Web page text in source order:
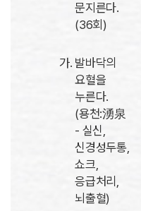
문지른다.
(36회)
발바닥의
요혈을
누른다.
(용천:湧泉
- 실신,
신경성두통,
쇼크,
응급처리,
뇌출혈)